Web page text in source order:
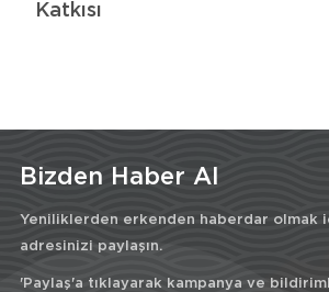
Katkısı
Bizden Haber Al
Yeniliklerden erkenden haberdar olmak
adresinizi paylaşın.
'Paylaş'a tıklayarak kampanya ve